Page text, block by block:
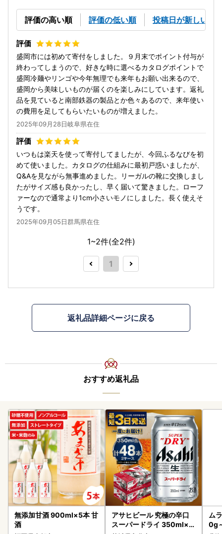
評価の高い順 評価の低い順 投稿日が新しい順
盛岡市には初めて寄付をしました。９月末でポイント付与が
終わってしまうので、好きな時に選べるカタログポイントで
盛岡冷麺やリンゴや今年無理でも来年もお願い出来るので、
盛岡から美味しいものが届くのを楽しみにしています。返礼
品を見ていると南部鉄器の製品とか色々あるので、来年使い
の費用を足してもらいたいものが増えました。
2025年09月28日岐阜県在住
いつもは楽天を使って寄付してましたが、今回ふるなびを初
めて使いました。カタログの仕組みに最初戸惑いましたが、
Q&Aを見ながら無事進めました。リーガルの靴に交換しまし
たがサイズ感も良かったし、早く届いて驚きました。ローフ
ァーなので通常より1cm小さいモノにしました。長く使えそ
うです。
2025年09月05日群馬県在住
1~2件(全2件)
1
返礼品詳細ページに戻る
おすすめ返礼品
無添加甘酒 900ml×5本 甘
酒
アサヒビール 究極の辛口
スーパードライ 350ml×4
ム
0g